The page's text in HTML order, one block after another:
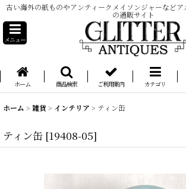
古い海外の紙ものやアンティークメイソンジャーなど
の通販サイト
メニュー
ホーム 商品検索 ご利用案内 カテゴリ
ホーム > 雑貨> インテリア > ティン缶
ティン缶 [19408-05]